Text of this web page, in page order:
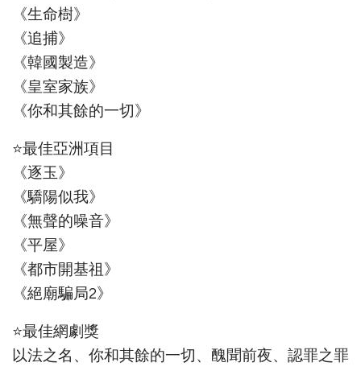
《生命樹》
《追捕》
《韓國製造》
《皇室家族》
《你和其餘的一切》
⭐最佳亞洲項目
《逐玉》
《驕陽似我》
《無聲的噪音》
《平屋》
《都市開基祖》
《絕廟騙局2》
⭐最佳網劇獎
以法之名、你和其餘的一切、醜聞前夜、認罪之罪